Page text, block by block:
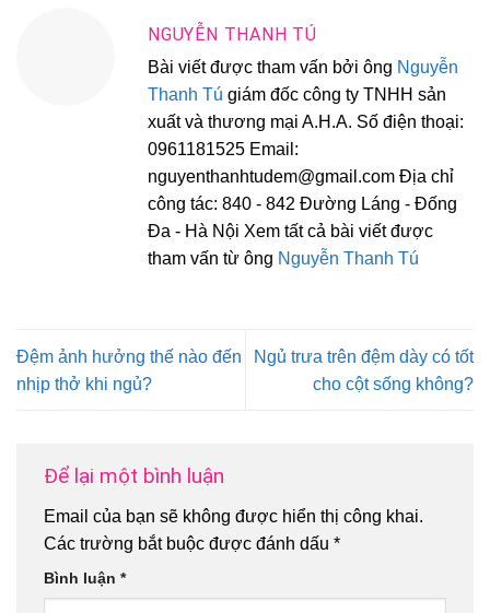
NGUYỄN THANH TÚ
Bài viết được tham vấn bởi ông Nguyễn
Thanh Tú giám đốc công ty TNHH sản
xuất và thương mại A.H.A. Số điện thoại:
0961181525 Email:
nguyenthanhtudem@gmail.com Địa chỉ
công tác: 840 - 842 Đường Láng - Đống
Đa - Hà Nội Xem tất cả bài viết được
tham vấn từ ông Nguyễn Thanh Tú
Đệm ảnh hưởng thế nào đến
nhịp thở khi ngủ?
Ngủ trưa trên đệm dày có tốt
cho cột sống không?
Để lại một bình luận
Email của bạn sẽ không được hiển thị công khai.
Các trường bắt buộc được đánh dấu *
Bình luận *